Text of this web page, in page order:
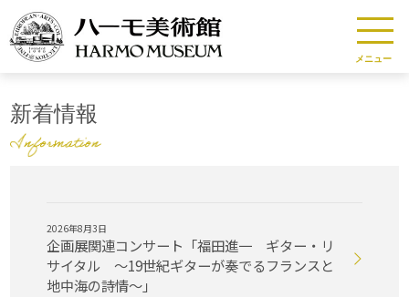
メニュー
新着情報
2026年8月3日
企画展関連コンサート「福田進一 ギター・リ
サイタル 〜19世紀ギターが奏でるフランスと
地中海の詩情〜」